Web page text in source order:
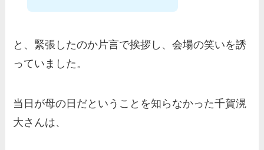
と、緊張したのか片言で挨拶し、会場の笑いを誘
っていました。
当日が母の日だということを知らなかった千賀滉
大さんは、